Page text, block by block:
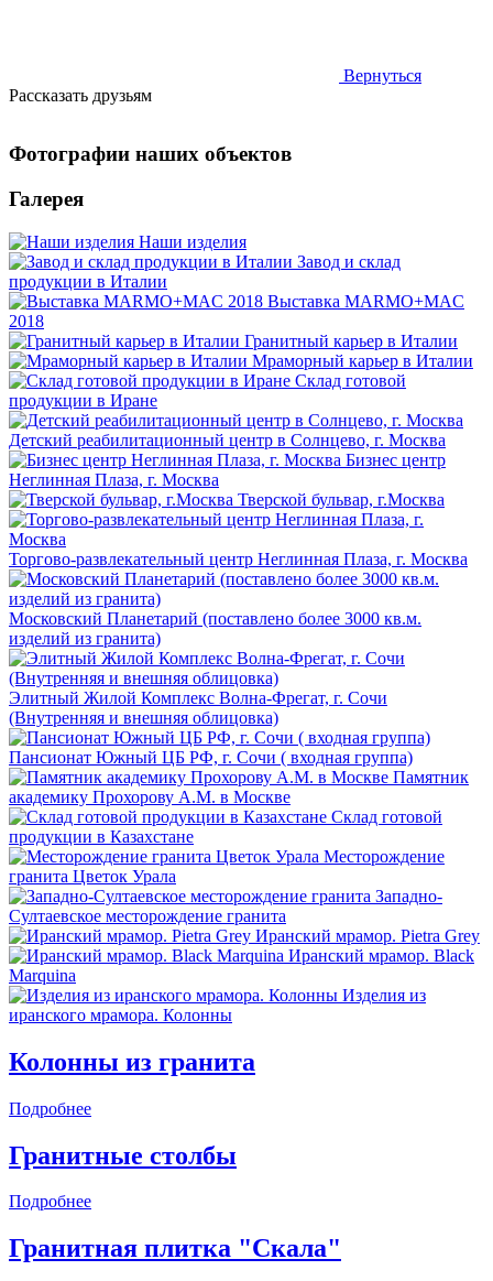
Вернуться
Рассказать друзьям
Фотографии наших объектов
Галерея
Наши изделия
Завод и склад
продукции в Италии
Выставка MARMO+MAC
2018
Гранитный карьер в Италии
Мраморный карьер в Италии
Склад готовой
продукции в Иране
Детский реабилитационный центр в Солнцево, г. Москва
Бизнес центр
Неглинная Плаза, г. Москва
Тверской бульвар, г.Москва
Торгово-развлекательный центр Неглинная Плаза, г. Москва
Московский Планетарий (поставлено более 3000 кв.м.
изделий из гранита)
Элитный Жилой Комплекс Волна-Фрегат, г. Сочи
(Внутренняя и внешняя облицовка)
Пансионат Южный ЦБ РФ, г. Сочи ( входная группа)
Памятник
академику Прохорову А.М. в Москве
Склад готовой
продукции в Казахстане
Месторождение
гранита Цветок Урала
Западно-
Султаевское месторождение гранита
Иранский мрамор. Pietra Grey
Иранский мрамор. Black
Marquina
Изделия из
иранского мрамора. Колонны
Колонны из гранита
Подробнее
Гранитные столбы
Подробнее
Гранитная плитка "Скала"